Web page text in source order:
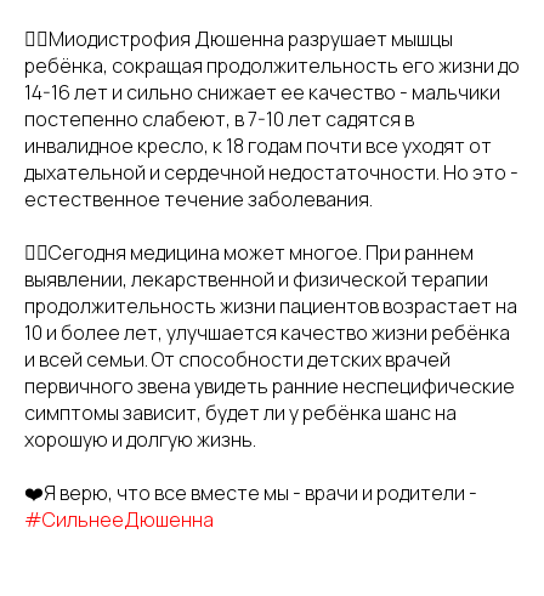
👉🏻Миодистрофия Дюшенна разрушает мышцы
ребёнка, сокращая продолжительность его жизни до
14-16 лет и сильно снижает ее качество - мальчики
постепенно слабеют, в 7-10 лет садятся в
инвалидное кресло, к 18 годам почти все уходят от
дыхательной и сердечной недостаточности. Но это -
естественное течение заболевания.
👉🏻Сегодня медицина может многое. При раннем
выявлении, лекарственной и физической терапии
продолжительность жизни пациентов возрастает на
10 и более лет, улучшается качество жизни ребёнка
и всей семьи. От способности детских врачей
первичного звена увидеть ранние неспецифические
симптомы зависит, будет ли у ребёнка шанс на
хорошую и долгую жизнь.
❤️Я верю, что все вместе мы - врачи и родители -
#СильнееДюшенна